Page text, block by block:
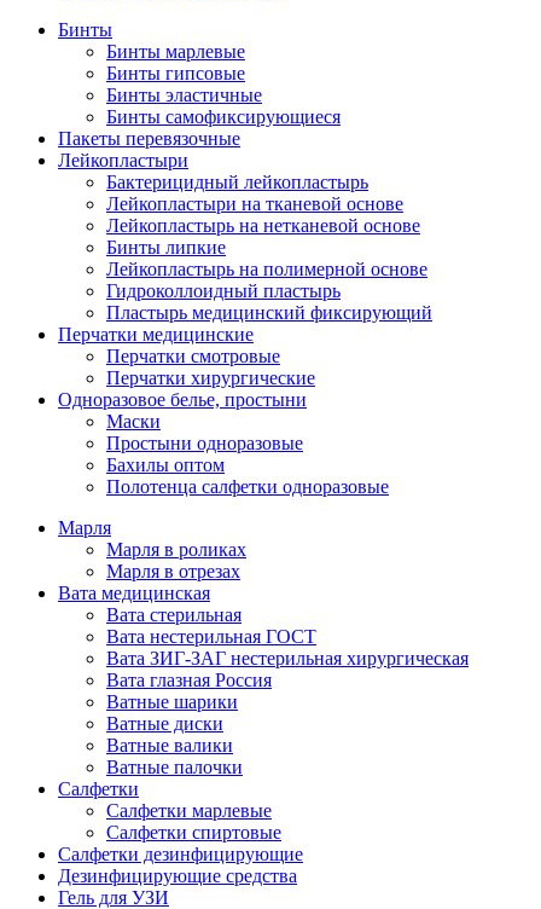
Бинты
Бинты марлевые
Бинты гипсовые
Бинты эластичные
Бинты самофиксирующиеся
Пакеты перевязочные
Лейкопластыри
Бактерицидный лейкопластырь
Лейкопластыри на тканевой основе
Лейкопластырь на нетканевой основе
Бинты липкие
Лейкопластырь на полимерной основе
Гидроколлоидный пластырь
Пластырь медицинский фиксирующий
Перчатки медицинские
Перчатки смотровые
Перчатки хирургические
Одноразовое белье, простыни
Маски
Простыни одноразовые
Бахилы оптом
Полотенца салфетки одноразовые
Марля
Марля в роликах
Марля в отрезах
Вата медицинская
Вата стерильная
Вата нестерильная ГОСТ
Вата ЗИГ-ЗАГ нестерильная хирургическая
Вата глазная Россия
Ватные шарики
Ватные диски
Ватные валики
Ватные палочки
Салфетки
Салфетки марлевые
Салфетки спиртовые
Салфетки дезинфицирующие
Дезинфицирующие средства
Гель для УЗИ